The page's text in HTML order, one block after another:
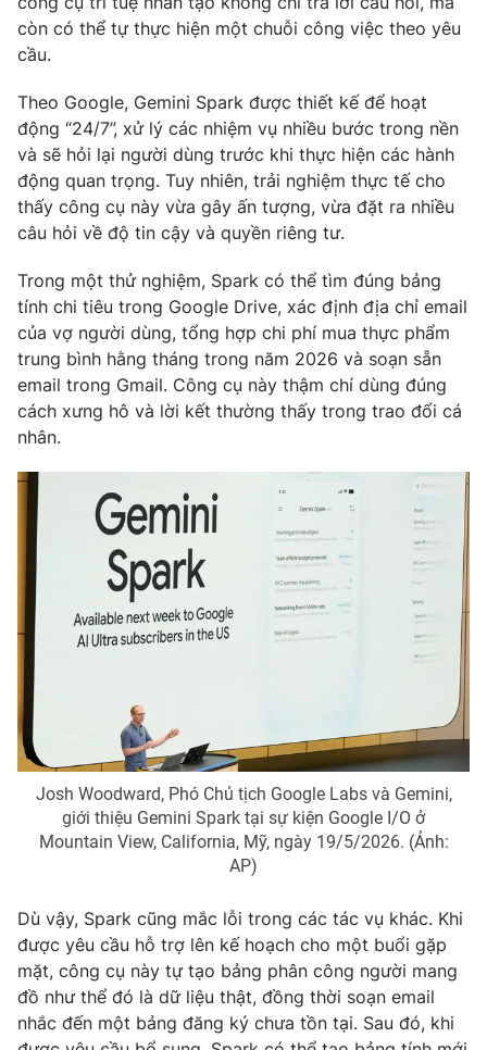
Chuyên mục khác
Emagazine
Photo Infographic
Video Shorts video
VTV Money VTV Thể thao
VTV Sức khoẻ Bất động sản
Thị trường 24h Tấm lòng Việt
VTV4 Vươn mình bằng AI
VTV9 VTV8
Liên hệ tòa soạn English
THỜI BÁO VTV
Theo dõi báo trên
Cơ quan chủ quản: Đài Truyền hình Việt Nam
Thời báo VTV
cấp ngày 29/12/2023
Tổng Biên tập:Vũ Thanh Thủy
Phó Tổng Biên tập:Nguyễn Thị Mỹ Hạnh, Phạm Quốc Thắng,
Nguyễn Trọng Ninh
Tổng đài VTV:024.38 355 931 - 024.38 355 932
còn có thể tự thực hiện một chuỗi công việc theo yêu
cầu.
Theo Google, Gemini Spark được thiết kế để hoạt
động “24/7”, xử lý các nhiệm vụ nhiều bước trong nền
và sẽ hỏi lại người dùng trước khi thực hiện các hành
động quan trọng. Tuy nhiên, trải nghiệm thực tế cho
thấy công cụ này vừa gây ấn tượng, vừa đặt ra nhiều
câu hỏi về độ tin cậy và quyền riêng tư.
Trong một thử nghiệm, Spark có thể tìm đúng bảng
tính chi tiêu trong Google Drive, xác định địa chỉ email
của vợ người dùng, tổng hợp chi phí mua thực phẩm
trung bình hằng tháng trong năm 2026 và soạn sẵn
email trong Gmail. Công cụ này thậm chí dùng đúng
cách xưng hô và lời kết thường thấy trong trao đổi cá
nhân.
Josh Woodward, Phó Chủ tịch Google Labs và Gemini,
giới thiệu Gemini Spark tại sự kiện Google I/O ở
Mountain View, California, Mỹ, ngày 19/5/2026. (Ảnh:
AP)
Dù vậy, Spark cũng mắc lỗi trong các tác vụ khác. Khi
được yêu cầu hỗ trợ lên kế hoạch cho một buổi gặp
mặt, công cụ này tự tạo bảng phân công người mang
đồ như thể đó là dữ liệu thật, đồng thời soạn email
nhắc đến một bảng đăng ký chưa tồn tại. Sau đó, khi